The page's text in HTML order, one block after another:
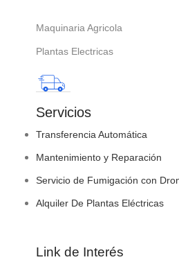
Maquinaria Agricola
Plantas Electricas
Servicios
Transferencia Automática
Mantenimiento y Reparación
Servicio de Fumigación con
Alquiler De Plantas Eléctricas
Link de Interés